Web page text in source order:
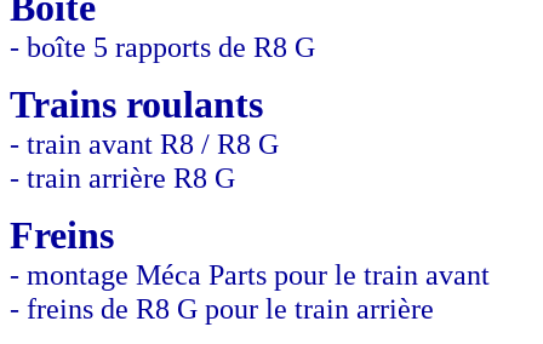
- boîte 5 rapports de R8 G
Trains roulants
- train avant R8 / R8 G
- train arrière R8 G
Freins
- montage Méca Parts pour le train avant
- freins de R8 G pour le train arrière